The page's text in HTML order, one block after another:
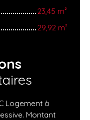
23,45 m²
29,92 m²
Logement à
Montant